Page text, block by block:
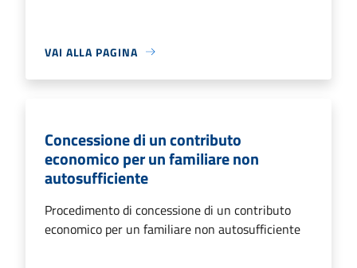
VAI ALLA PAGINA
Concessione di un contributo
economico per un familiare non
autosufficiente
Procedimento di concessione di un contributo
economico per un familiare non autosufficiente